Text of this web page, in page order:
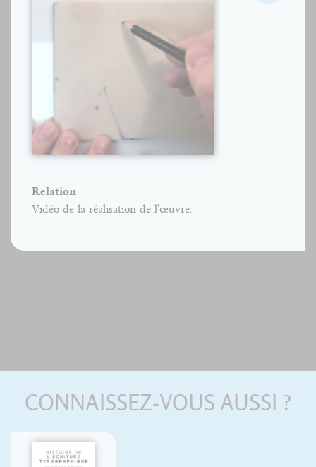
Relation
Vidéo de la réalisation de l'œuvre.
CONNAISSEZ-VOUS AUSSI ?